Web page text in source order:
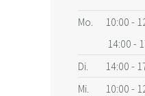
Mo.
10:00 -
14:00 -
Di.
14:00 -
Mi.
10:00 -